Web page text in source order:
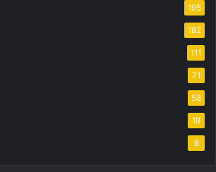
195
182
111
71
58
18
8